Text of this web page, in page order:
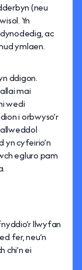
(neu
Yn
ac
ymlaen.
ddigon.
mai
wedi
i orbwyso’r
yn cyfeirio’n
egluro pam
llwyfan
fer, neu’n
chi’n ei